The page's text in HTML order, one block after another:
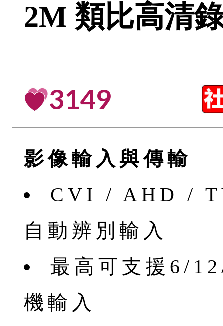
2M 類比高清
3149
影像輸入與傳輸
CVI / AHD /
⾃動辨別輸入
最⾼可⽀援6/
機輸入